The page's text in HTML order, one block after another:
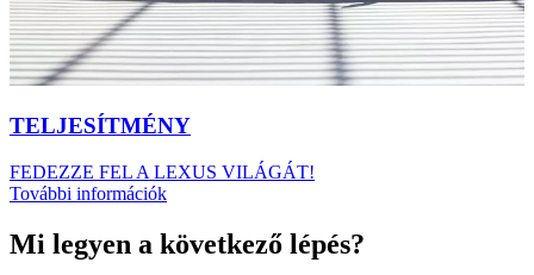
TELJESÍTMÉNY
FEDEZZE FEL A LEXUS VILÁGÁT!
További információk
Mi legyen a következő lépés?